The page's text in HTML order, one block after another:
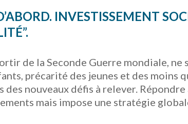
INVESTISSEMENT
de la Seconde Guerre mondiale, ne
précarité des jeunes et des moins
nouveaux défis à relever. Répondre
mais impose une stratégie